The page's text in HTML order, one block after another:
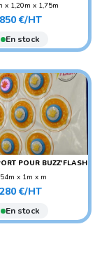
x 1,20m x 1,75m
: 12 KG
Prix
850 €/HT
En stock
POUR BUZZ'FLASH
x 1m x m
Prix
280 €/HT
En stock